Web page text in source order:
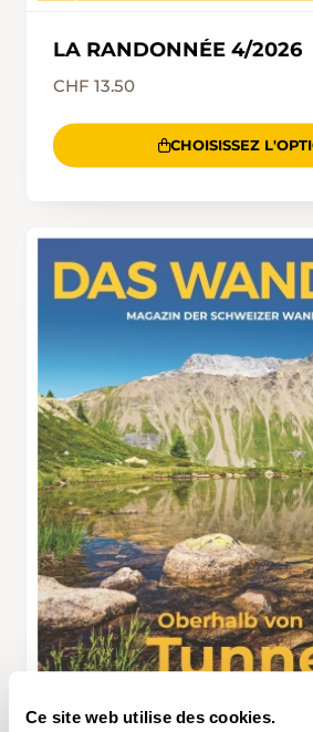
Ce site web utilise des cookies.
LA RANDONNÉE 4/2026
CHF 13.50
CHOISISSEZ